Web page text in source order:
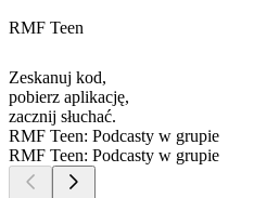
RMF Teen
Zeskanuj kod,
pobierz aplikację,
zacznij słuchać.
RMF Teen: Podcasty w grupie
RMF Teen: Podcasty w grupie